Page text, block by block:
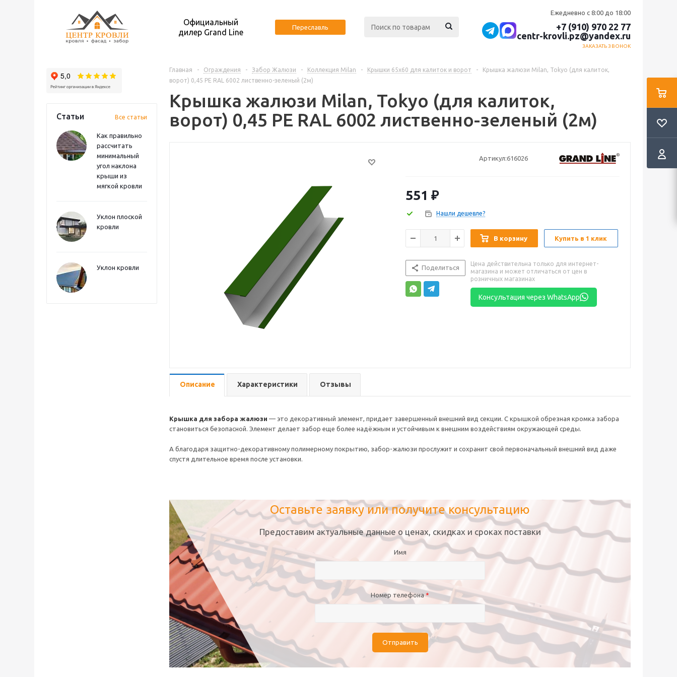
Официальный
дилер Grand Line
Переславль
Ежедневно с 8:00 до 18:00
+7 (910) 970 22 77
centr-krovli.pz@yandex.ru
ЗАКАЗАТЬ ЗВОНОК
Статьи Все статьи
Как правильно
рассчитать
минимальный
угол наклона
крыши из
мягкой кровли
Уклон плоской
кровли
Уклон кровли
Главная - Ограждения - Забор Жалюзи - Коллекция Milan - Крышки 65х60 для калиток и ворот -
Крышка жалюзи Milan, Tokyo (для калиток,
ворот) 0,45 PE RAL 6002 лиственно-зеленый (2м)
Крышка жалюзи Milan, Tokyo (для калиток,
ворот) 0,45 PE RAL 6002 лиственно-зеленый (2м)
Артикул:616026
551 ₽
Нашли дешевле?
В корзину Купить в 1 клик
Поделиться
Цена действительна только для интернет-
магазина и может отличаться от цен в
розничных магазинах
Консультация через WhatsApp
Описание Характеристики Отзывы
Крышка для забора жалюзи — это декоративный элемент, придает завершенный внешний вид секции. С крышкой обрезная кромка забора
становиться безопасной. Элемент делает забор еще более надёжным и устойчивым к внешним воздействиям окружающей среды.
А благодаря защитно-декоративному полимерному покрытию, забор-жалюзи прослужит и сохранит свой первоначальный внешний вид даже
спустя длительное время после установки.
Оставьте заявку или получите консультацию
Предоставим актуальные данные о ценах, скидках и сроках поставки
Имя
Номер телефона*
Отправить